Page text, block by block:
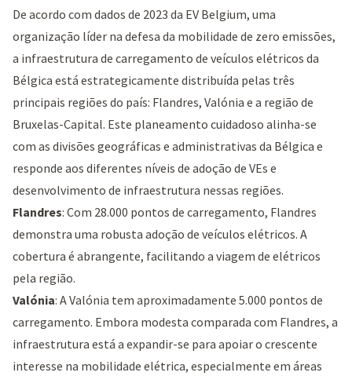
De acordo com dados de 2023 da EV Belgium, uma
organização líder na defesa da mobilidade de zero emissões,
a infraestrutura de carregamento de veículos elétricos da
Bélgica está estrategicamente distribuída pelas três
principais regiões do país: Flandres, Valónia e a região de
Bruxelas-Capital. Este planeamento cuidadoso alinha-se
com as divisões geográficas e administrativas da Bélgica e
responde aos diferentes níveis de adoção de VEs e
desenvolvimento de infraestrutura nessas regiões.
Flandres: Com 28.000 pontos de carregamento, Flandres
demonstra uma robusta adoção de veículos elétricos. A
cobertura é abrangente, facilitando a viagem de elétricos
pela região.
Valónia: A Valónia tem aproximadamente 5.000 pontos de
carregamento. Embora modesta comparada com Flandres, a
infraestrutura está a expandir-se para apoiar o crescente
interesse na mobilidade elétrica, especialmente em áreas